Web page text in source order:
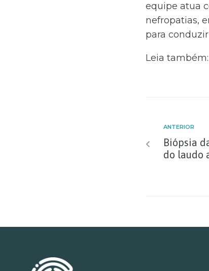
equipe atua
nefropatias,
para
Leia também:
ANTERIOR
Biópsia
do laudo